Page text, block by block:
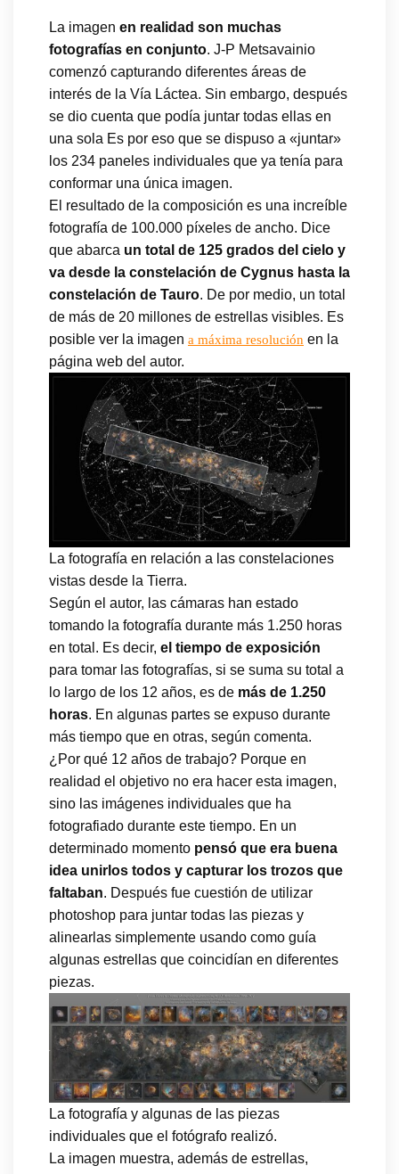
La imagen en realidad son muchas
fotografías en conjunto. J-P Metsavainio
comenzó capturando diferentes áreas de
interés de la Vía Láctea. Sin embargo, después
se dio cuenta que podía juntar todas ellas en
una sola Es por eso que se dispuso a «juntar»
los 234 paneles individuales que ya tenía para
conformar una única imagen.
El resultado de la composición es una increíble
fotografía de 100.000 píxeles de ancho. Dice
que abarca un total de 125 grados del cielo y
va desde la constelación de Cygnus hasta la
constelación de Tauro. De por medio, un total
de más de 20 millones de estrellas visibles. Es
posible ver la imagen a máxima resolución en la
página web del autor.
La fotografía en relación a las constelaciones
vistas desde la Tierra.
Según el autor, las cámaras han estado
tomando la fotografía durante más 1.250 horas
en total. Es decir, el tiempo de exposición
para tomar las fotografías, si se suma su total a
lo largo de los 12 años, es de más de 1.250
horas. En algunas partes se expuso durante
más tiempo que en otras, según comenta.
¿Por qué 12 años de trabajo? Porque en
realidad el objetivo no era hacer esta imagen,
sino las imágenes individuales que ha
fotografiado durante este tiempo. En un
determinado momento pensó que era buena
idea unirlos todos y capturar los trozos que
faltaban. Después fue cuestión de utilizar
photoshop para juntar todas las piezas y
alinearlas simplemente usando como guía
algunas estrellas que coincidían en diferentes
piezas.
La fotografía y algunas de las piezas
individuales que el fotógrafo realizó.
La imagen muestra, además de estrellas,